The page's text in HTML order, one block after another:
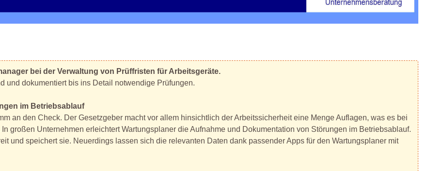
bei der Verwaltung von Prüffristen für Arbeitsgeräte.
und dokumentiert bis ins Detail notwendige Prüfungen.
im Betriebsablauf
an den Check. Der Gesetzgeber macht vor allem hinsichtlich der Arbeitssicherheit eine Menge Auflagen, was es bei
großen Unternehmen erleichtert Wartungsplaner die Aufnahme und Dokumentation von Störungen im Betriebsablauf.
und speichert sie. Neuerdings lassen sich die relevanten Daten dank passender Apps für den Wartungsplaner mit